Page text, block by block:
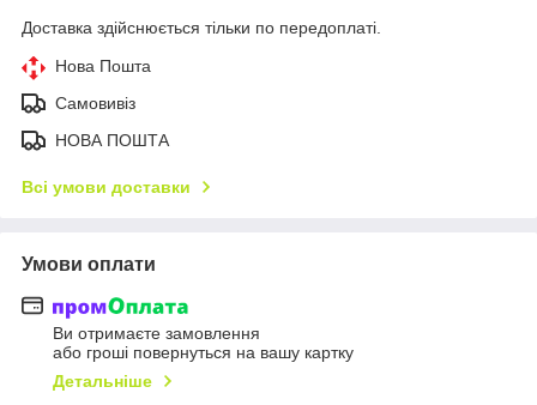
Доставка здійснюється тільки по передоплаті.
Нова Пошта
Самовивіз
НОВА ПОШТА
Всі умови доставки
Умови оплати
Ви отримаєте замовлення
або гроші повернуться на вашу картку
Детальніше